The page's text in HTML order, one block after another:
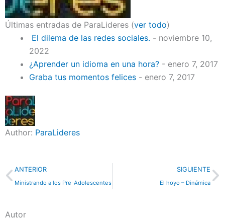
Últimas entradas de ParaLideres (ver todo)
El dilema de las redes sociales. - noviembre 10,
2022
¿Aprender un idioma en una hora? - enero 7, 2017
Graba tus momentos felices - enero 7, 2017
Author: ParaLideres
Previo
ANTERIOR
Ministrando a los Pre-Adolescentes
SIGUIENTE
El hoyo – Dinámica
Autor